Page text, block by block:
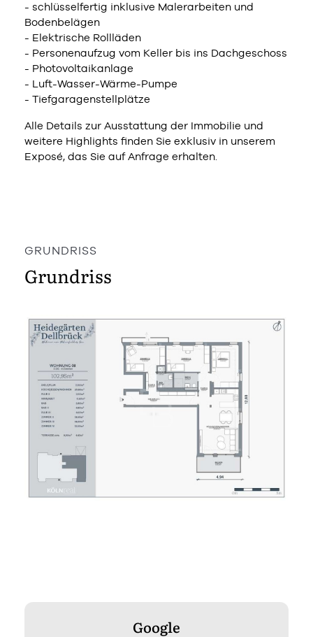
- schlüsselfertig inklusive Malerarbeiten und
Bodenbelägen
- Elektrische Rollläden
- Personenaufzug vom Keller bis ins Dachgeschoss
- Photovoltaikanlage
- Luft-Wasser-Wärme-Pumpe
- Tiefgaragenstellplätze
Alle Details zur Ausstattung der Immobilie und
weitere Highlights finden Sie exklusiv in unserem
Exposé, das Sie auf Anfrage erhalten.
GRUNDRISS
Grundriss
Google